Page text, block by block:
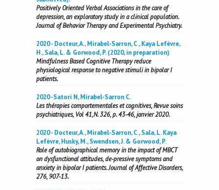
Positively Oriented Verbal Associations in the care of
depression, an exploratory study in a clinical population.
Journal of Behavior Therapy and Experimental Psychiatry.
2020 - Docteur, A., Mirabel-Sarron, C., Kaya Lefèvre,
H., Sala, L. & Gorwood, P. (2020, in preparation)
Mindfulness Based Cognitive Therapy reduce
physiological response to negative stimuli in bipolar I
patients.
2020 -Satori N, Mirabel-Sarron C.
Les thérapies comportementales et cognitives, Revue soins
psychiatriques, Vol 41,N. 326, p. 43-46, janvier 2020.
2020 - Docteur, A., Mirabel-Sarron, C., Sala, L. Kaya
Lefèvre, Husky, M., Swendsen, J. & Gorwood, P.
Role of autobiographical memory in the impact of MBCT
on dysfunctional attitudes, de-pressive symptoms and
anxiety in bipolar I patients. Journal of Affective Disorders,
276, 907-13.